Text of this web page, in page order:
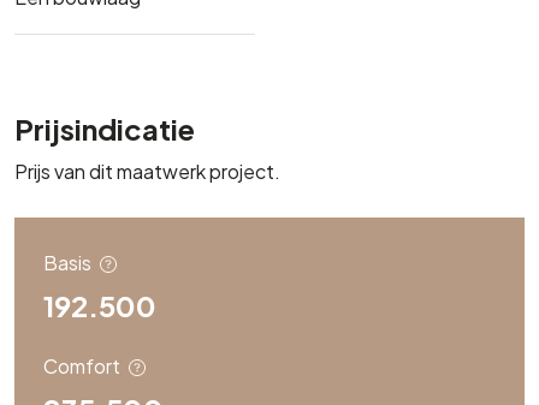
Prijsindicatie
Prijs van dit maatwerk project.
Basis
192.500
Comfort